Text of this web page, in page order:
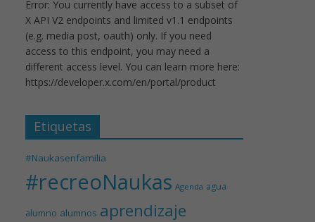
Error: You currently have access to a subset of
X API V2 endpoints and limited v1.1 endpoints
(e.g. media post, oauth) only. If you need
access to this endpoint, you may need a
different access level. You can learn more here:
https://developer.x.com/en/portal/product
Etiquetas
#Naukasenfamilia
#recreoNaukas Agenda agua
alumno alumnos aprendizaje